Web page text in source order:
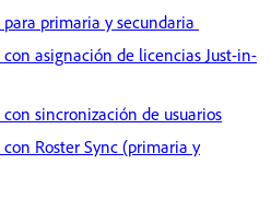
primaria y secundaria
asignación de licencias Just-in-
sincronización de usuarios
Roster Sync (primaria y